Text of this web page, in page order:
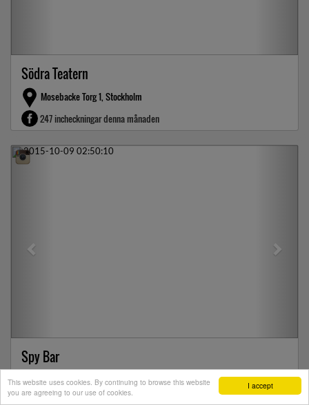
I accept
This website uses cookies. By continuing to browse this website
you are agreeing to our use of cookies.
Södra Teatern
Mosebacke Torg 1, Stockholm
247 incheckningar denna månaden
Previous
Spy Bar
Birger Jarlsgatan 20, Stockholm
5 incheckningar denna månaden